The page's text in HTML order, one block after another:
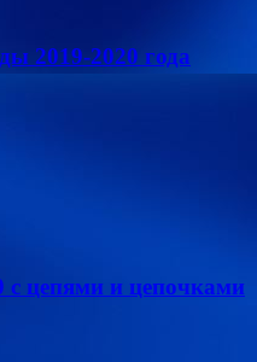
2019-2020 года
цепями и цепочками